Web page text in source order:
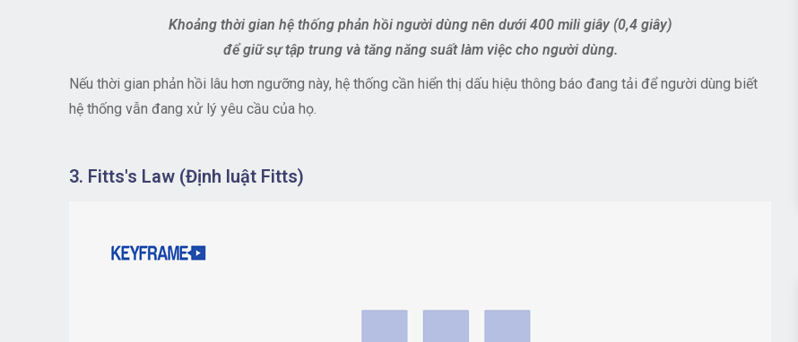
Khoảng thời gian hệ thống phản hồi người dùng nên dưới 400 mili giây (0,4 giây)
để giữ sự tập trung và tăng năng suất làm việc cho người dùng.
Nếu thời gian phản hồi lâu hơn ngưỡng này, hệ thống cần hiển thị dấu hiệu thông báo đang tải để người dùng biết
hệ thống vẫn đang xử lý yêu cầu của họ.
3. Fitts's Law (Định luật Fitts)